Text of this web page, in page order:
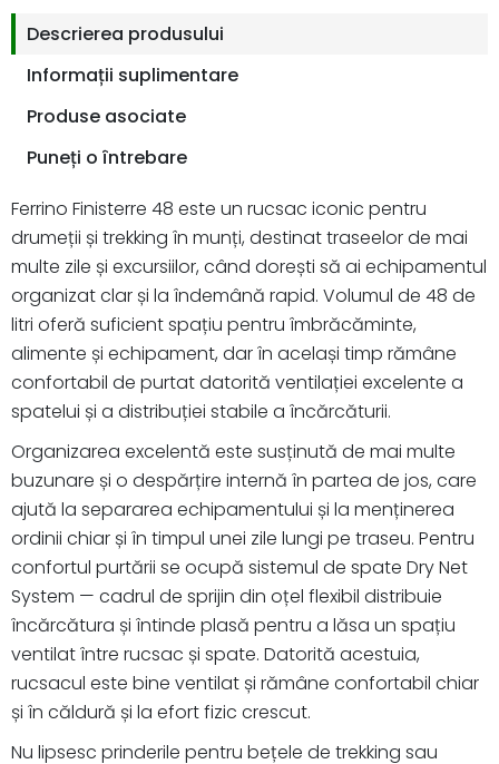
Descrierea produsului
Informații suplimentare
Produse asociate
Puneți o întrebare
Ferrino Finisterre 48 este un rucsac iconic pentru
drumeții și trekking în munți, destinat traseelor de mai
multe zile și excursiilor, când dorești să ai echipamentul
organizat clar și la îndemână rapid. Volumul de 48 de
litri oferă suficient spațiu pentru îmbrăcăminte,
alimente și echipament, dar în același timp rămâne
confortabil de purtat datorită ventilației excelente a
spatelui și a distribuției stabile a încărcăturii.
Organizarea excelentă este susținută de mai multe
buzunare și o despărțire internă în partea de jos, care
ajută la separarea echipamentului și la menținerea
ordinii chiar și în timpul unei zile lungi pe traseu. Pentru
confortul purtării se ocupă sistemul de spate Dry Net
System — cadrul de sprijin din oțel flexibil distribuie
încărcătura și întinde plasă pentru a lăsa un spațiu
ventilat între rucsac și spate. Datorită acestuia,
rucsacul este bine ventilat și rămâne confortabil chiar
și în căldură și la efort fizic crescut.
Nu lipsesc prinderile pentru bețele de trekking sau